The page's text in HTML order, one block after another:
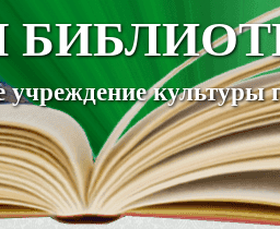
культуры